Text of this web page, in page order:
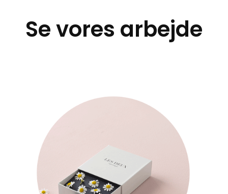
Se vores arbejde